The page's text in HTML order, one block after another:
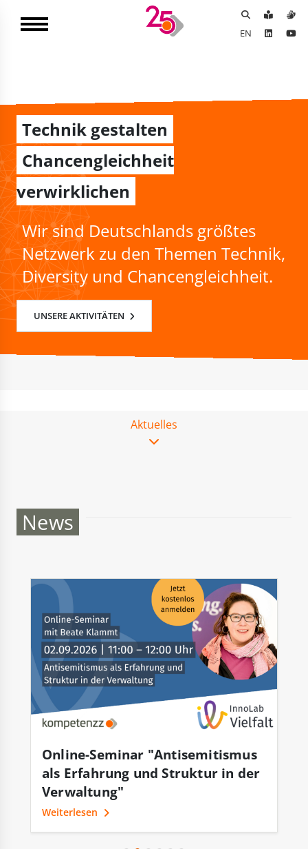
EN
Technik gestalten
Chancengleichheit
verwirklichen
Wir sind Deutschlands größtes
Netzwerk zu den Themen Technik,
Diversity und Chancengleichheit.
UNSERE AKTIVITÄTEN
Aktuelles
News
Online-Seminar "Antisemitismus
als Erfahrung und Struktur in der
Verwaltung"
Weiterlesen